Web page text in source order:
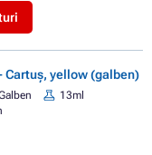
Cartuș, yellow (galben)
13ml